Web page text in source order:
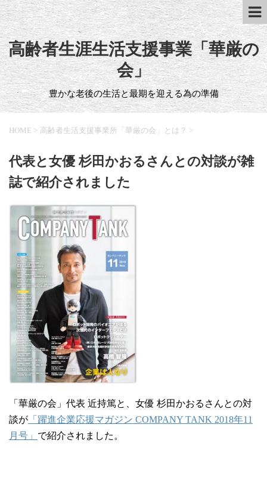
高齢者生涯生活支援事業「華厳の
会」
豊かな老後の生活と最期を迎える為の準備
HOME > 高齢者生活支援事業所「華厳の会」とは？ >
代表と女優 杉田かおるさんとの対談が雑
誌で紹介されました
「華厳の会」代表 近持篤と、女優 杉田かおるさんとの対
談が 「躍進企業応援マガジン COMPANY TANK 2018年11
月号」 で紹介されました。